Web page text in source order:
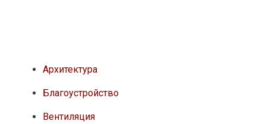
Архитектура
Благоустройство
Вентиляция